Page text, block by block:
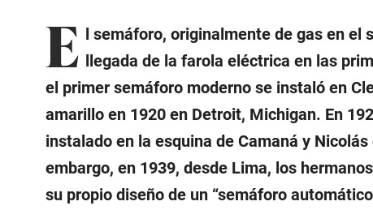
E l semáforo, originalmente de gas en el
llegada de la farola eléctrica en las
el primer semáforo moderno se instaló en
amarillo en 1920 en Detroit, Michigan. En
instalado en la esquina de Camaná y
embargo, en 1939, desde Lima, los
su propio diseño de un “semáforo